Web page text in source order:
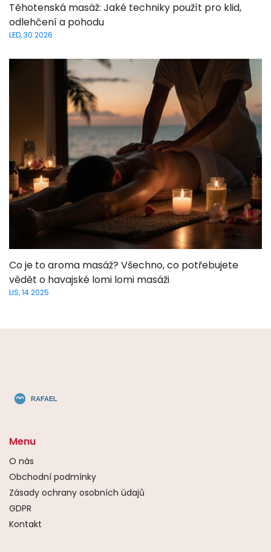
Těhotenská masáž: Jaké techniky použít pro klid,
odlehčení a pohodu
LED, 30 2026
Co je to aroma masáž? Všechno, co potřebujete
vědět o havajské lomi lomi masáži
LIS, 14 2025
Menu
O nás
Obchodní podmínky
Zásady ochrany osobních údajů
GDPR
Kontakt